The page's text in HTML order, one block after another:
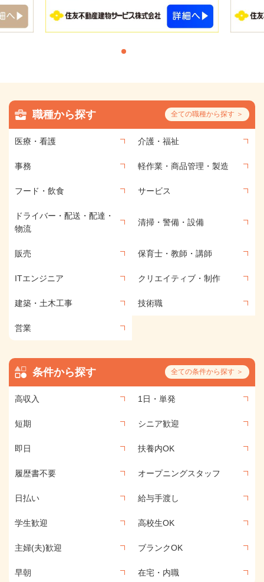
職種から探す 全ての職種から探す ＞
医療・看護 介護・福祉
事務 軽作業・商品管理・製造
フード・飲食 サービス
ドライバー・配送・配達・
物流
清掃・警備・設備
販売 保育士・教師・講師
ITエンジニア クリエイティブ・制作
建築・土木工事 技術職
営業
条件から探す 全ての条件から探す ＞
高収入 1日・単発
短期 シニア歓迎
即日 扶養内OK
履歴書不要 オープニングスタッフ
日払い 給与手渡し
学生歓迎 高校生OK
主婦(夫)歓迎 ブランクOK
早朝 在宅・内職